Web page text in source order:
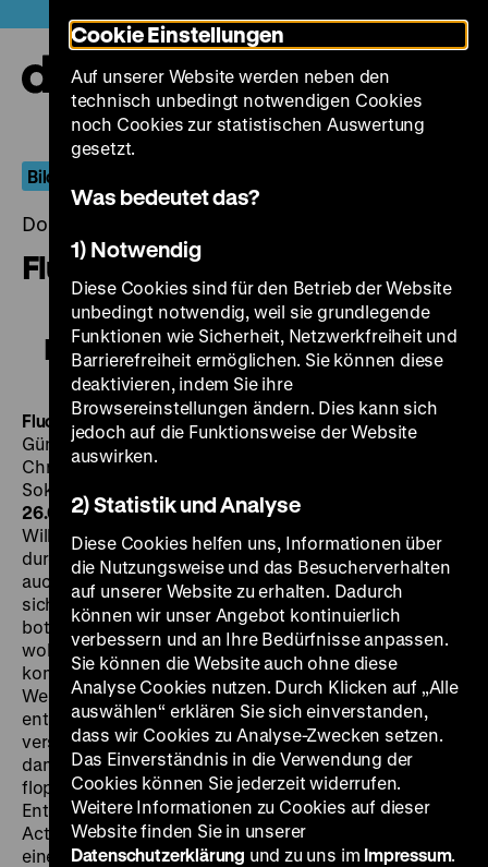
zum
Seiteninhalt
springen
Bilder von drüben
Donnerstag, 23. Mai 2019, 20.00 - 00.00 Uhr
Flucht nach Berlin
Flucht nach Berlin
Flucht nach BerlinBRD 1961, R/B: Will Tremper, K:
Günter Haase, Gerard Bonin, M: Peter Thomas, D:
Christian Doermer, Susanne Korda, Narciss
Sokatscheff, 104’
26.05. um 17.30 Uhr ·Einführung am 23.05.: Jan Gympel
Will Tremper war ein prominenter Journalist und hatte
durch Filme wie
Die Halbstarken und
Endstation Liebe
auch schon als unkonventioneller Drehbuchautor von
sich reden gemacht, als sich ihm 1960 die Gelegenheit
bot, auch Regie zu führen. Mit der deutschen Teilung
wollte er ein „heißes Eisen“ aufgreifen und so auch
kommerziell reüssieren, nicht begreifend, dass in
Westdeutschland kaum Kinofilme zu dem Thema
entstanden, weil dieses von den Kinogängern
verschmäht wurde. Aus dem gleichen Grund galt der
damalige Dauerkrisenherd Berlin als „Kassengift“. So
floppte auch Trempers mit wenig Geld und viel
Enthusiasmus außerhalb der Ateliers gedrehtes
Actiondrama um zwei parallel verlaufende Fluchten aus
einem DDR-Dorf nach Berlin: Ein Bauer, der sich gegen
Cookie Einstellungen
Auf unserer Website werden neben den
technisch unbedingt notwendigen Cookies
noch Cookies zur statistischen Auswertung
gesetzt.
Was bedeutet das?
1) Notwendig
Diese Cookies sind für den Betrieb der Website
unbedingt notwendig, weil sie grundlegende
Funktionen wie Sicherheit, Netzwerkfreiheit und
Barrierefreiheit ermöglichen. Sie können diese
deaktivieren, indem Sie ihre
Browsereinstellungen ändern. Dies kann sich
jedoch auf die Funktionsweise der Website
auswirken.
2) Statistik und Analyse
Diese Cookies helfen uns, Informationen über
die Nutzungsweise und das Besucherverhalten
auf unserer Website zu erhalten. Dadurch
können wir unser Angebot kontinuierlich
verbessern und an Ihre Bedürfnisse anpassen.
Sie können die Website auch ohne diese
Analyse Cookies nutzen. Durch Klicken auf „Alle
auswählen“ erklären Sie sich einverstanden,
dass wir Cookies zu Analyse-Zwecken setzen.
Das Einverständnis in die Verwendung der
Cookies können Sie jederzeit widerrufen.
Weitere Informationen zu Cookies auf dieser
Website finden Sie in unserer
Datenschutzerklärung und zu uns im Impressum.